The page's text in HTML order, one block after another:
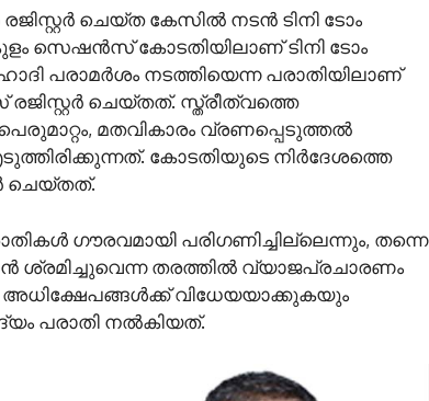
ചെയ്ത കേസിൽ നടൻ ടിനി ടോം
സെഷൻസ് കോടതിയിലാണ് ടിനി ടോം
പരാമർശം നടത്തിയെന്ന പരാതിയിലാണ്
ചെയ്തത്. സ്ത്രീത്വത്തെ
മതവികാരം വ്രണപ്പെടുത്തൽ
കോടതിയുടെ നിർദേശത്തെ
ചെയ്തത്.
ഗൗരവമായി പരിഗണിച്ചില്ലെന്നും, തന്നെ
ശ്രമിച്ചുവെന്ന തരത്തിൽ വ്യാജപ്രചാരണം
വിധേയയാക്കുകയും
പരാതി നൽകിയത്.